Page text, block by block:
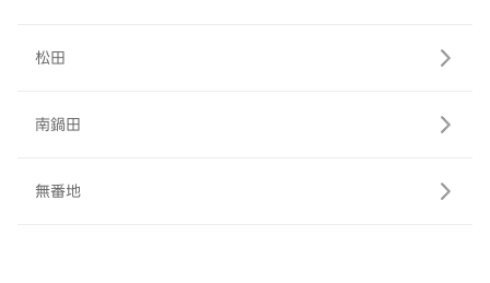
松田
南鍋田
無番地